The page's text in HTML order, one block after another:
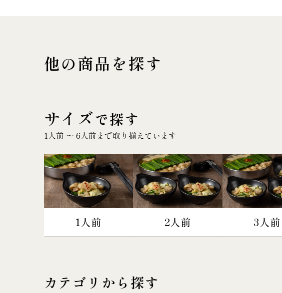
他の商品を探す
サイズで探す
1人前 〜 6人前まで取り揃えています
1人前 2人前 3人前
カテゴリから探す